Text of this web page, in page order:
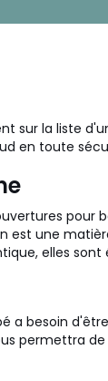
sur la liste
en toute
une
elles
a besoin
permettra